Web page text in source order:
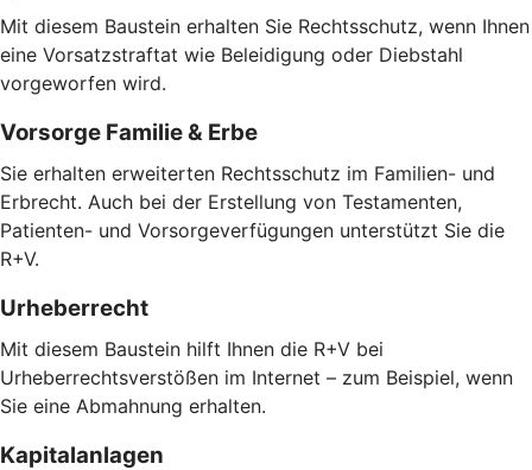
Mit diesem Baustein erhalten Sie Rechtsschutz, wenn Ihnen
eine Vorsatzstraftat wie Beleidigung oder Diebstahl
vorgeworfen wird.
Vorsorge Familie & Erbe
Sie erhalten erweiterten Rechtsschutz im Familien- und
Erbrecht. Auch bei der Erstellung von Testamenten,
Patienten- und Vorsorgeverfügungen unterstützt Sie die
R+V.
Urheberrecht
Mit diesem Baustein hilft Ihnen die R+V bei
Urheberrechtsverstößen im Internet – zum Beispiel, wenn
Sie eine Abmahnung erhalten.
Kapitalanlagen